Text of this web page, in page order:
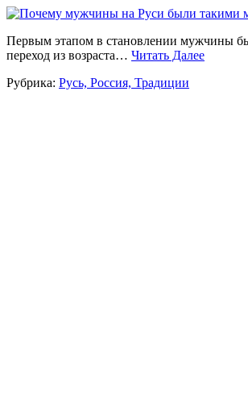
Первым этапом в становлении мужчины
переход из возраста… Читать Далее
Рубрика: Русь, Россия, Традиции